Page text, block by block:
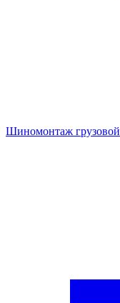
Шиномонтаж грузовой